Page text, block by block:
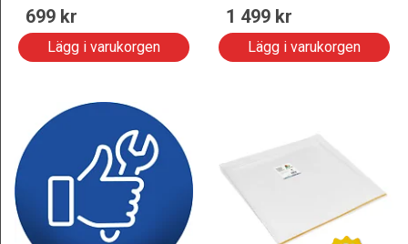
699 kr
Lägg i varukorgen
1 499 kr
Lägg i varukorgen